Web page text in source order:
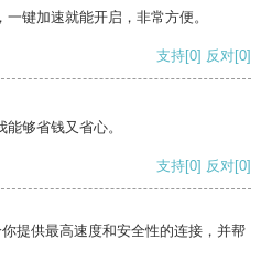
键加速就能开启，非常方便。
支持[0] 反对[0]
够省钱又省心。
支持[0] 反对[0]
提供最高速度和安全性的连接，并帮